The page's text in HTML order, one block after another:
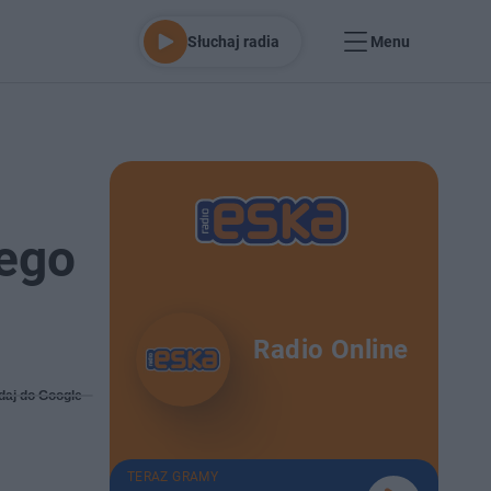
Słuchaj radia Menu
do Google
Radio Online
TERAZ GRAMY